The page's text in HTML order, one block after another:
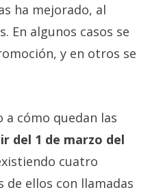
ha mejorado, al
En algunos casos se
y en otros se
a cómo quedan las
del 1 de marzo del
cuatro
de ellos con llamadas